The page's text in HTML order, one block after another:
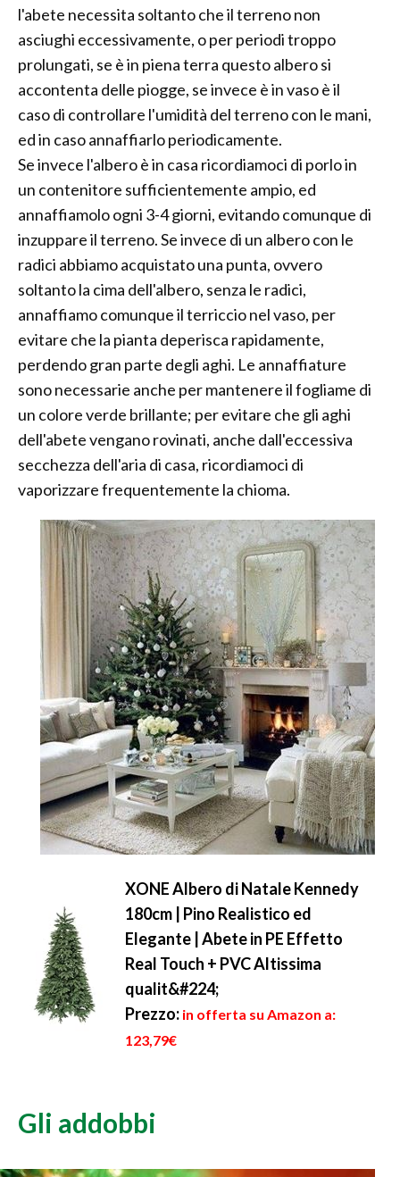
l'abete necessita soltanto che il terreno non
asciughi eccessivamente, o per periodi troppo
prolungati, se è in piena terra questo albero si
accontenta delle piogge, se invece è in vaso è il
caso di controllare l'umidità del terreno con le mani,
ed in caso annaffiarlo periodicamente.
Se invece l'albero è in casa ricordiamoci di porlo in
un contenitore sufficientemente ampio, ed
annaffiamolo ogni 3-4 giorni, evitando comunque di
inzuppare il terreno. Se invece di un albero con le
radici abbiamo acquistato una punta, ovvero
soltanto la cima dell'albero, senza le radici,
annaffiamo comunque il terriccio nel vaso, per
evitare che la pianta deperisca rapidamente,
perdendo gran parte degli aghi. Le annaffiature
sono necessarie anche per mantenere il fogliame di
un colore verde brillante; per evitare che gli aghi
dell'abete vengano rovinati, anche dall'eccessiva
secchezza dell'aria di casa, ricordiamoci di
vaporizzare frequentemente la chioma.
XONE Albero di Natale Kennedy
180cm | Pino Realistico ed
Elegante | Abete in PE Effetto
Real Touch + PVC Altissima
qualit&#224;
Prezzo: in offerta su Amazon a:
123,79€
Gli addobbi